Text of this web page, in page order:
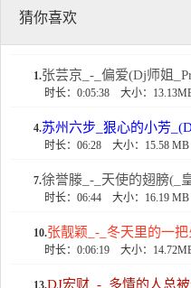
猜你喜欢
1.张芸京_-_偏爱(Dj师姐
时长：0:05:38 大小：
4.苏州六步_狠心的小芳
时长：06:28 大小：15.58 MB
7.徐誉滕_-_天使的翅膀(_
时长：06:44 大小：16.19 MB
10.张靓颖_-_冬天里的一
时长：0:06:19 大小：
13.DJ宏财_-_多情的人总被